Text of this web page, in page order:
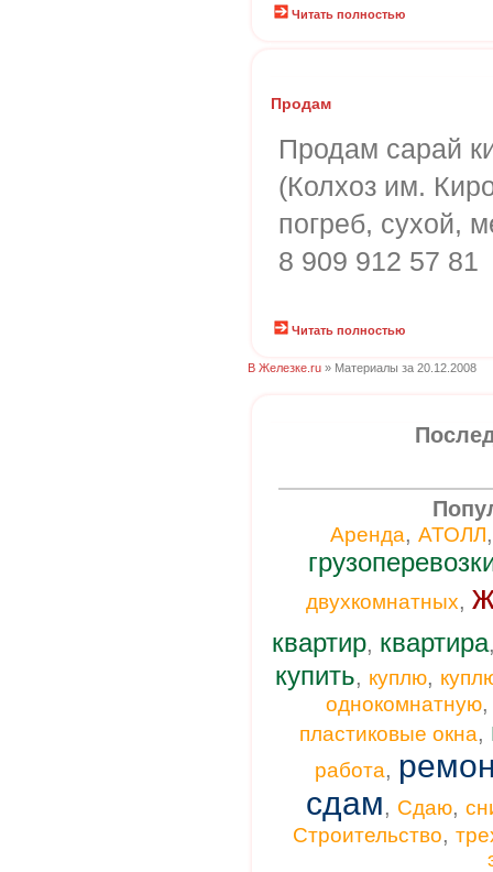
Читать полностью
Продам
Продам сарай
(Колхоз им.
погреб, сухой,
8 909 912 57 81
Читать полностью
В Железке.ru » Материалы за 20.12.2008
Аренда, АТОЛЛ
двухкомнатных,
квартир, квартира
купить, куплю,
однокомнатную
пластиковые окна,
работа,
сдам, Сдаю,
Строительство,